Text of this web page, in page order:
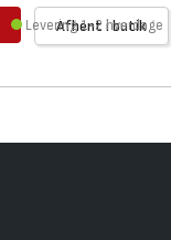
Afhent i butik
Levering 1-2 hverdage